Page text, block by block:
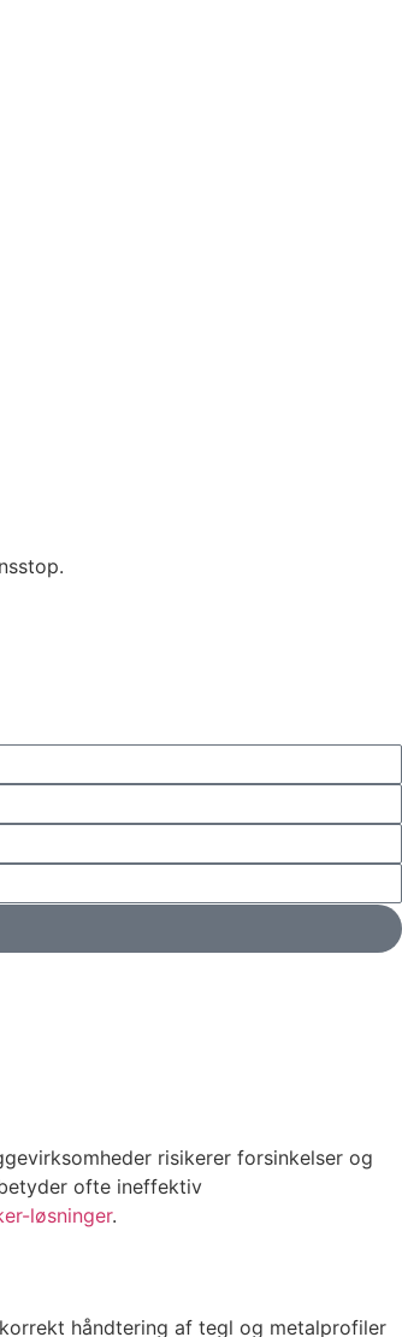
risikerer forsinkelser og
ofte ineffektiv
løsninger.
håndtering af tegl og metalprofiler